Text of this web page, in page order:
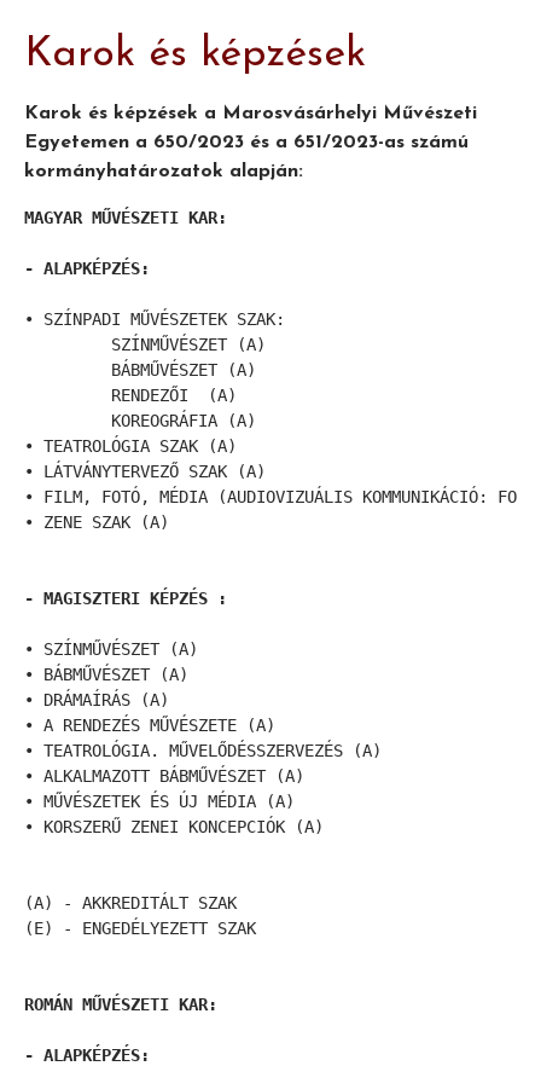
Karok és képzések
Karok és képzések a Marosvásárhelyi Művészeti
Egyetemen a 650/2023 és a 651/2023-as számú
kormányhatározatok alapján:
MAGYAR MŰVÉSZETI KAR:
- ALAPKÉPZÉS:
• SZÍNPADI MŰVÉSZETEK SZAK:
         SZÍNMŰVÉSZET (A)
         BÁBMŰVÉSZET (A)
         RENDEZŐI  (A)
         KOREOGRÁFIA (A)
• TEATROLÓGIA SZAK (A)
• LÁTVÁNYTERVEZŐ SZAK (A)
• FILM, FOTÓ, MÉDIA (AUDIOVIZUÁLIS KOMMUNIKÁCIÓ:
• ZENE SZAK (A)
- MAGISZTERI KÉPZÉS :
• SZÍNMŰVÉSZET (A)
• BÁBMŰVÉSZET (A)
• DRÁMAÍRÁS (A)
• A RENDEZÉS MŰVÉSZETE (A)
• TEATROLÓGIA. MŰVELŐDÉSSZERVEZÉS (A)
• ALKALMAZOTT BÁBMŰVÉSZET (A)
• MŰVÉSZETEK ÉS ÚJ MÉDIA (A)
• KORSZERŰ ZENEI KONCEPCIÓK (A)
(A) - AKKREDITÁLT SZAK
(E) - ENGEDÉLYEZETT SZAK
ROMÁN MŰVÉSZETI KAR:
- ALAPKÉPZÉS: